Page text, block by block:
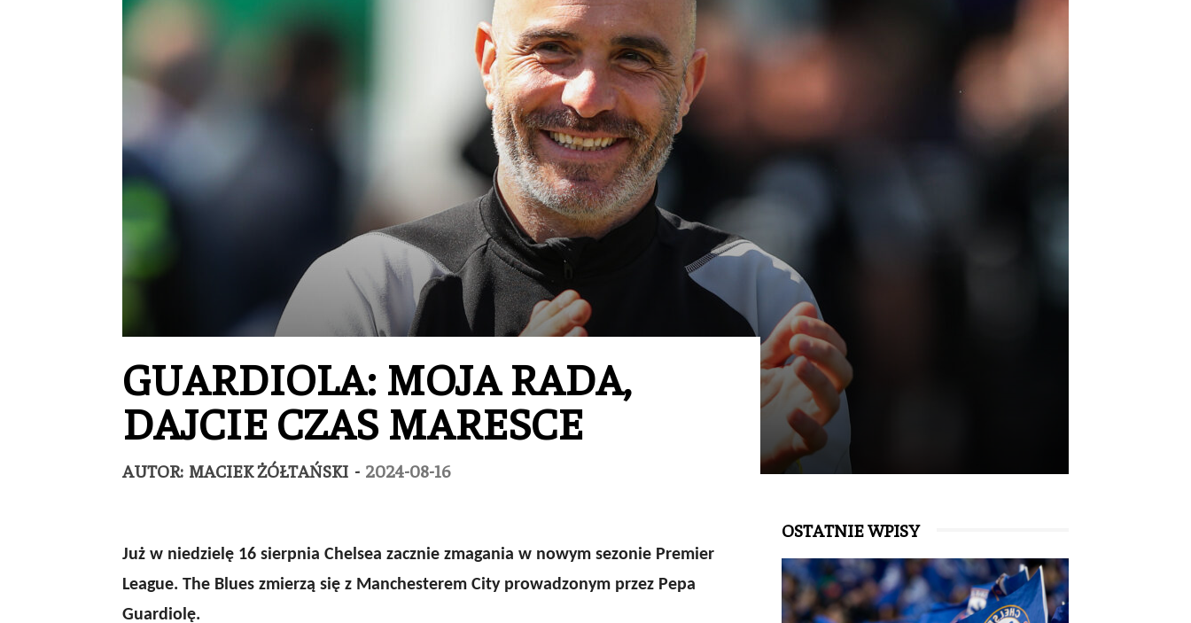
GUARDIOLA: MOJA RADA,
DAJCIE CZAS MARESCE
AUTOR: MACIEK ŻÓŁTAŃSKI - 2024-08-16
Już w niedzielę 16 sierpnia Chelsea zacznie zmagania w nowym sezonie Premier
League. The Blues zmierzą się z Manchesterem City prowadzonym przez Pepa
Guardiolę.
OSTATNIE WPISY